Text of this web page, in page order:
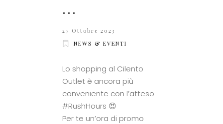
...
27 Ottobre 2023
NEWS & EVENTI
Lo shopping al Cilento
Outlet è ancora più
conveniente con l’atteso
#RushHours 😍
Per te un’ora di promo